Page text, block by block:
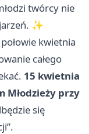
twórcy nie
✨
kwietnia
całego
15 kwietnia
Młodzieży przy
się